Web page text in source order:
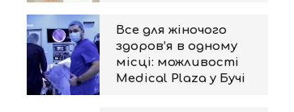
Все для жіночого
здоров’я в одному
місці: можливості
Medical Plaza у Бучі